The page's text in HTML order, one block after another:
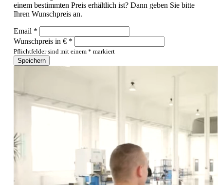
einem bestimmten Preis erhältlich ist? Dann geben Sie bitte
Ihren Wunschpreis an.
Email *
Wunschpreis in € *
Pflichtfelder sind mit einem * markiert
Speichern